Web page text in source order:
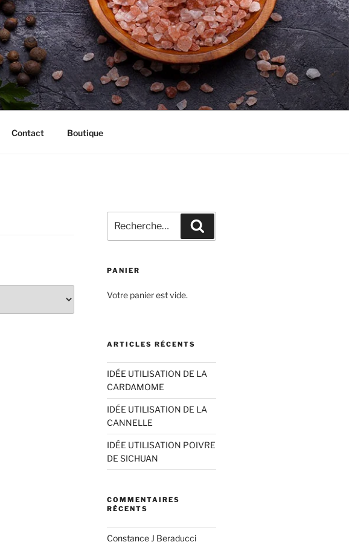
Contact Boutique
pour
:
PANIER
Votre panier est vide.
ARTICLES RÉCENTS
IDÉE UTILISATION DE LA
CARDAMOME
IDÉE UTILISATION DE LA
CANNELLE
IDÉE UTILISATION POIVRE
DE SICHUAN
COMMENTAIRES
RÉCENTS
Constance J Beraducci